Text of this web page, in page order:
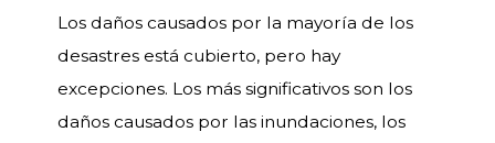
Los daños causados por la mayoría de los
desastres está cubierto, pero hay
excepciones. Los más significativos son los
daños causados por las inundaciones, los